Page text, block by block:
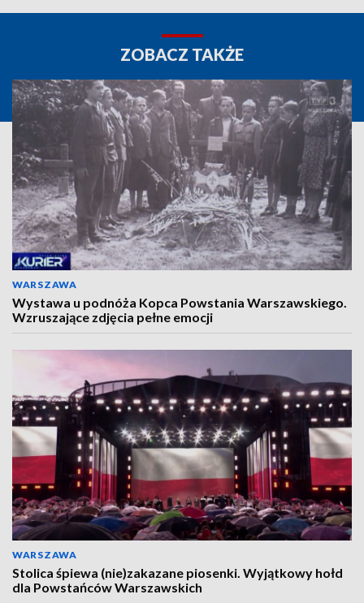
ZOBACZ TAKŻE
WARSZAWA
Wystawa u podnóża Kopca Powstania Warszawskiego.
Wzruszające zdjęcia pełne emocji
WARSZAWA
Stolica śpiewa (nie)zakazane piosenki. Wyjątkowy hołd
dla Powstańców Warszawskich